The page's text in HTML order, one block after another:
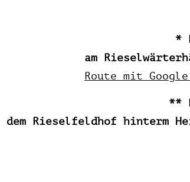
*
am
Route mit Google
**
Rieselfeldhof hinterm